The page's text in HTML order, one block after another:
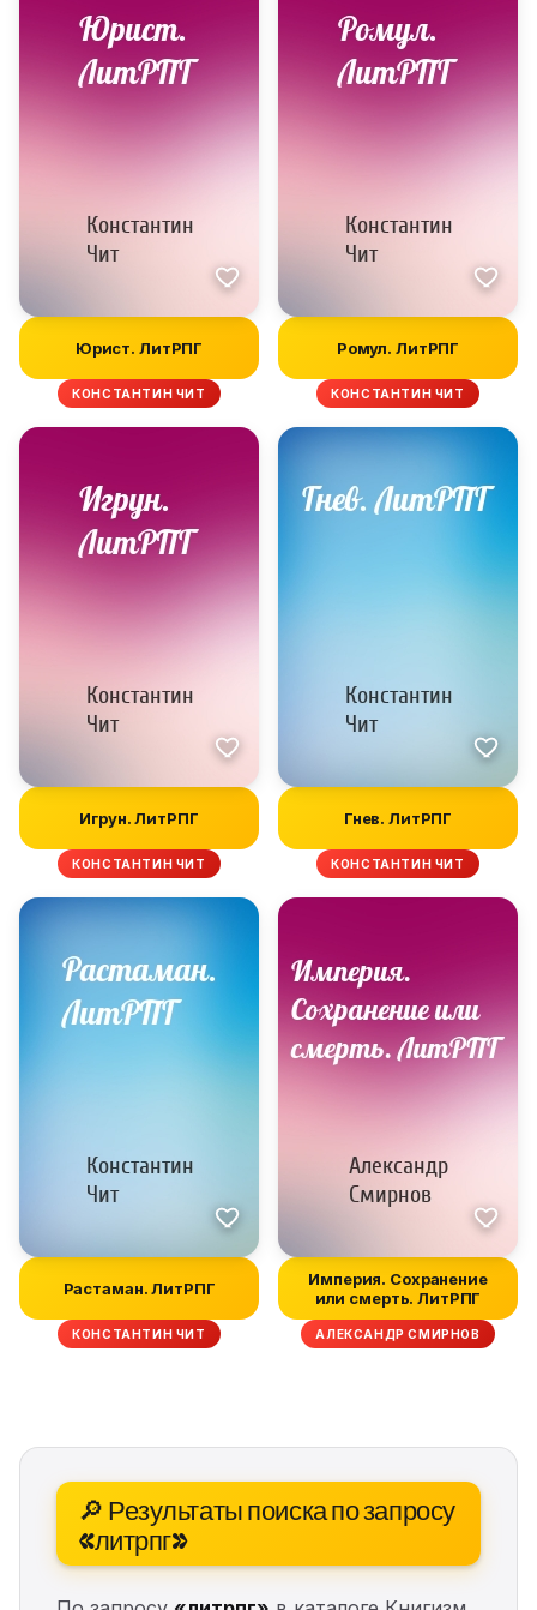
Юрист. ЛитРПГ
КОНСТАНТИН ЧИТ
Ромул. ЛитРПГ
КОНСТАНТИН ЧИТ
Игрун. ЛитРПГ
КОНСТАНТИН ЧИТ
Гнев. ЛитРПГ
КОНСТАНТИН ЧИТ
Растаман. ЛитРПГ
КОНСТАНТИН ЧИТ
Империя. Сохранение
или смерть. ЛитРПГ
АЛЕКСАНДР СМИРНОВ
🔎 Результаты поиска по запросу
«литрпг»